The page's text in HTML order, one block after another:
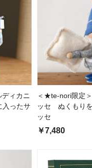
ィカニ
ったサ
＜★te-nori限定
ッセ ぬくもり
ッセ
￥7,480